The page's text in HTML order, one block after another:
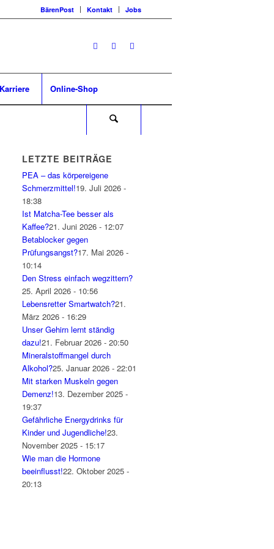
BärenPost Kontakt Jobs
Karriere Online-Shop
LETZTE BEITRÄGE
PEA – das körpereigene
Schmerzmittel!19. Juli 2026 -
18:38
Ist Matcha-Tee besser als
Kaffee?21. Juni 2026 - 12:07
Betablocker gegen
Prüfungsangst?17. Mai 2026 -
10:14
Den Stress einfach wegzittern?
25. April 2026 - 10:56
Lebensretter Smartwatch?21.
März 2026 - 16:29
Unser Gehirn lernt ständig
dazu!21. Februar 2026 - 20:50
Mineralstoffmangel durch
Alkohol?25. Januar 2026 - 22:01
Mit starken Muskeln gegen
Demenz!13. Dezember 2025 -
19:37
Gefährliche Energydrinks für
Kinder und Jugendliche!23.
November 2025 - 15:17
Wie man die Hormone
beeinflusst!22. Oktober 2025 -
20:13